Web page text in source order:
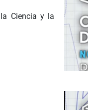
Ciencia y la